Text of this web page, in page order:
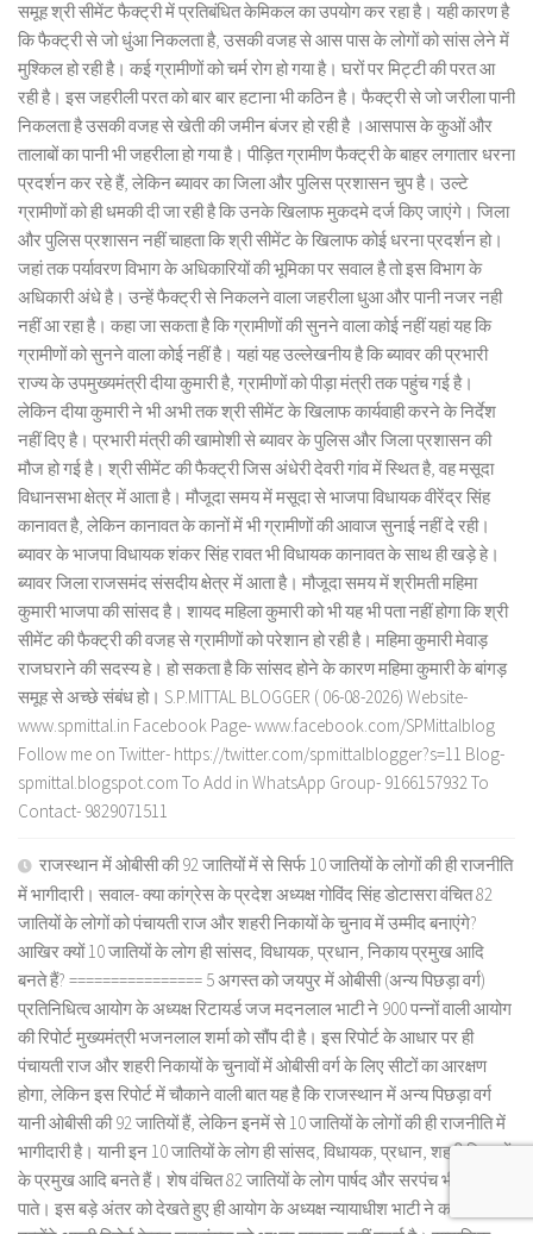
समूह श्री सीमेंट फैक्ट्री में प्रतिबंधित केमिकल का उपयोग कर रहा है। यही कारण है
कि फैक्ट्री से जो धुंआ निकलता है, उसकी वजह से आस पास के लोगों को सांस लेने में
मुश्किल हो रही है। कई ग्रामीणों को चर्म रोग हो गया है। घरों पर मिट्टी की परत आ
रही है। इस जहरीली परत को बार बार हटाना भी कठिन है। फैक्ट्री से जो जरीला पानी
निकलता है उसकी वजह से खेती की जमीन बंजर हो रही है ।आसपास के कुओं और
तालाबों का पानी भी जहरीला हो गया है। पीड़ित ग्रामीण फैक्ट्री के बाहर लगातार धरना
प्रदर्शन कर रहे हैं, लेकिन ब्यावर का जिला और पुलिस प्रशासन चुप है। उल्टे
ग्रामीणों को ही धमकी दी जा रही है कि उनके खिलाफ मुकदमे दर्ज किए जाएंगे। जिला
और पुलिस प्रशासन नहीं चाहता कि श्री सीमेंट के खिलाफ कोई धरना प्रदर्शन हो।
जहां तक पर्यावरण विभाग के अधिकारियों की भूमिका पर सवाल है तो इस विभाग के
अधिकारी अंधे है। उन्हें फैक्ट्री से निकलने वाला जहरीला धुआ और पानी नजर नही
नहीं आ रहा है। कहा जा सकता है कि ग्रामीणों की सुनने वाला कोई नहीं यहां यह कि
ग्रामीणों को सुनने वाला कोई नहीं है। यहां यह उल्लेखनीय है कि ब्यावर की प्रभारी
राज्य के उपमुख्यमंत्री दीया कुमारी है, ग्रामीणों को पीड़ा मंत्री तक पहुंच गई है।
लेकिन दीया कुमारी ने भी अभी तक श्री सीमेंट के खिलाफ कार्यवाही करने के निर्देश
नहीं दिए है। प्रभारी मंत्री की खामोशी से ब्यावर के पुलिस और जिला प्रशासन की
मौज हो गई है। श्री सीमेंट की फैक्ट्री जिस अंधेरी देवरी गांव में स्थित है, वह मसूदा
विधानसभा क्षेत्र में आता है। मौजूदा समय में मसूदा से भाजपा विधायक वीरेंद्र सिंह
कानावत है, लेकिन कानावत के कानों में भी ग्रामीणों की आवाज सुनाई नहीं दे रही।
ब्यावर के भाजपा विधायक शंकर सिंह रावत भी विधायक कानावत के साथ ही खड़े हे।
ब्यावर जिला राजसमंद संसदीय क्षेत्र में आता है। मौजूदा समय में श्रीमती महिमा
कुमारी भाजपा की सांसद है। शायद महिला कुमारी को भी यह भी पता नहीं होगा कि श्री
सीमेंट की फैक्ट्री की वजह से ग्रामीणों को परेशान हो रही है। महिमा कुमारी मेवाड़
राजघराने की सदस्य हे। हो सकता है कि सांसद होने के कारण महिमा कुमारी के बांगड़
समूह से अच्छे संबंध हो। S.P.MITTAL BLOGGER ( 06-08-2026) Website-
www.spmittal.in Facebook Page- www.facebook.com/SPMittalblog
Follow me on Twitter- https://twitter.com/spmittalblogger?s=11 Blog-
spmittal.blogspot.com To Add in WhatsApp Group- 9166157932 To
Contact- 9829071511
राजस्थान में ओबीसी की 92 जातियों में से सिर्फ 10 जातियों के लोगों की ही राजनीति
में भागीदारी। सवाल- क्या कांग्रेस के प्रदेश अध्यक्ष गोविंद सिंह डोटासरा वंचित 82
जातियों के लोगों को पंचायती राज और शहरी निकायों के चुनाव में उम्मीद बनाएंगे?
आखिर क्यों 10 जातियों के लोग ही सांसद, विधायक, प्रधान, निकाय प्रमुख आदि
बनते हैं? ================ 5 अगस्त को जयपुर में ओबीसी (अन्य पिछड़ा वर्ग)
प्रतिनिधित्व आयोग के अध्यक्ष रिटायर्ड जज मदनलाल भाटी ने 900 पन्नों वाली आयोग
की रिपोर्ट मुख्यमंत्री भजनलाल शर्मा को सौंप दी है। इस रिपोर्ट के आधार पर ही
पंचायती राज और शहरी निकायों के चुनावों में ओबीसी वर्ग के लिए सीटों का आरक्षण
होगा, लेकिन इस रिपोर्ट में चौकाने वाली बात यह है कि राजस्थान में अन्य पिछड़ा वर्ग
यानी ओबीसी की 92 जातियों हैं, लेकिन इनमें से 10 जातियों के लोगों की ही राजनीति में
भागीदारी है। यानी इन 10 जातियों के लोग ही सांसद, विधायक, प्रधान, शहरी निकायों
के प्रमुख आदि बनते हैं। शेष वंचित 82 जातियों के लोग पार्षद और सरपंच भी नहीं बन
पाते। इस बड़े अंतर को देखते हुए ही आयोग के अध्यक्ष न्यायाधीश भाटी ने कहा कि